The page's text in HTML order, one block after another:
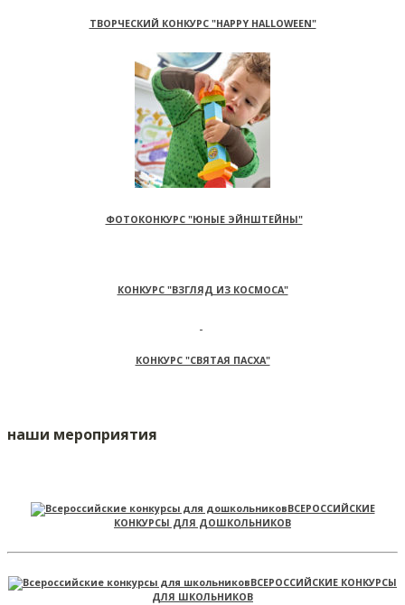
ТВОРЧЕСКИЙ КОНКУРС "HAPPY HALLOWEEN"
ФОТОКОНКУРС "ЮНЫЕ ЭЙНШТЕЙНЫ"
КОНКУРС "ВЗГЛЯД ИЗ КОСМОСА"
КОНКУРС "СВЯТАЯ ПАСХА"
наши мероприятия
ВСЕРОССИЙСКИЕ
КОНКУРСЫ ДЛЯ ДОШКОЛЬНИКОВ
ВСЕРОССИЙСКИЕ КОНКУРСЫ
ДЛЯ ШКОЛЬНИКОВ